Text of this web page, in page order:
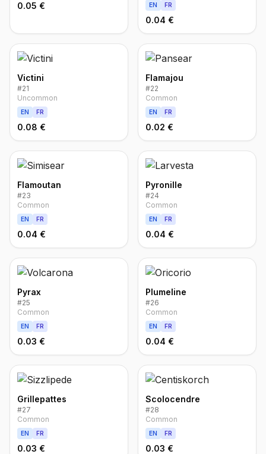
0.05 € EN FR
0.04 €
Victini
#21
Uncommon
EN FR
0.08 €
Flamajou
#22
Common
EN FR
0.02 €
Flamoutan
#23
Common
EN FR
0.04 €
Pyronille
#24
Common
EN FR
0.04 €
Pyrax
#25
Common
EN FR
0.03 €
Plumeline
#26
Common
EN FR
0.04 €
Grillepattes
#27
Common
EN FR
0.03 €
Scolocendre
#28
Common
EN FR
0.03 €